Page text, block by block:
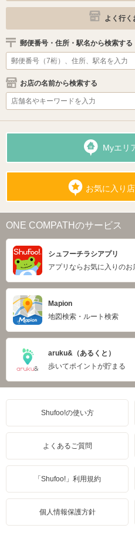
よく行く
郵便番号・住所・駅名から検索する
お店の名前から検索する
Myエリ
お気に入り
ONE COMPATHのサービス
シュフーチラシアプリ
アプリならお気に入りのお
Mapion
地図検索・ルート検索
aruku&（あるくと）
歩いてポイントが貯まる
Shufoo!の使い方
よくあるご質問
「Shufoo!」利用規約
個人情報保護方針